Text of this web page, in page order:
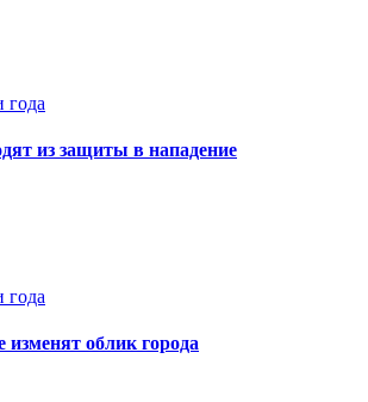
года
из защиты в нападение
года
облик города